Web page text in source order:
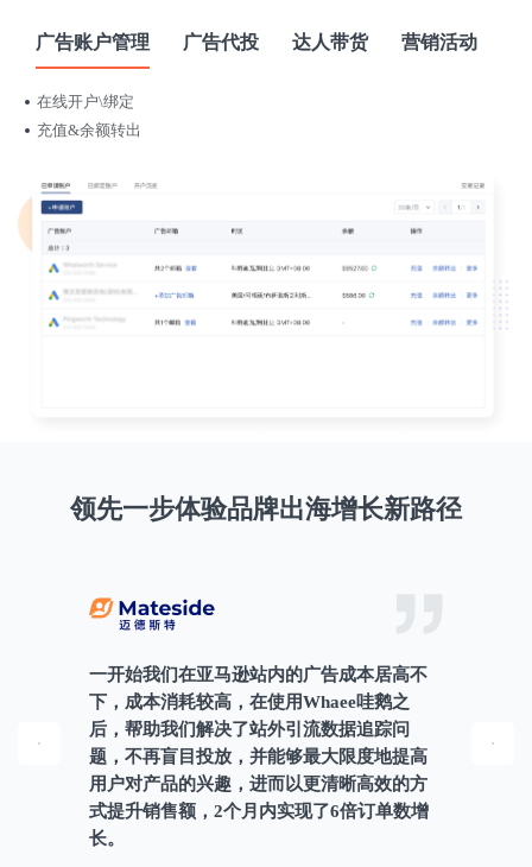
广告账户管理
在线开户\绑定
充值&余额转出
广告代投 达人带货 营销活动
领先一步体验品牌出海增长新路径
一开始我们在亚马逊站内的广告成本居高不
下，成本消耗较高，在使用Whaee哇鹅之
后，帮助我们解决了站外引流数据追踪问
题，不再盲目投放，并能够最大限度地提高
用户对产品的兴趣，进而以更清晰高效的方
式提升销售额，2个月内实现了6倍订单数增
长。
Previous Next